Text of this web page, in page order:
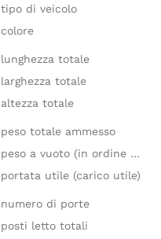
tipo di veicolo
colore
lunghezza totale
larghezza totale
altezza totale
peso totale ammesso
peso a vuoto (in ordine di marcia)
portata utile (carico utile)
numero di porte
posti letto totali